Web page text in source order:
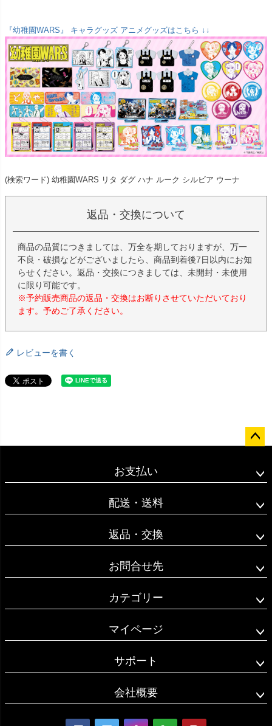
『幼稚園WARS』 キャラグッズ アニメグッズはこちら ↓↓
(検索ワード) 幼稚園WARS リタ ダグ ハナ ルーク シルビア ウーナ
返品・交換について
商品の品質につきましては、万全を期しておりますが、万一
不良・破損などがございましたら、商品到着後7日以内にお知
らせください。返品・交換につきましては、未開封・未使用
に限り可能です。
※予約販売商品の返品・交換はお断りさせていただいており
ます。予めご了承ください。
レビューを書く
ップ
お支払い
配送・送料
返品・交換
お問合せ先
カテゴリー
マイページ
サポート
会社概要